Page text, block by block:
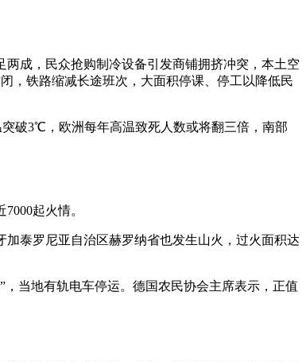
成，民众抢购制冷设备引发商铺拥挤冲突，本土空
，铁路缩减长途班次，大面积停课、停工以降低民
破3℃，欧洲每年高温致死人数或将翻三倍，南部
起火情。
泰罗尼亚自治区赫罗纳省也发生山火，过火面积达
当地有轨电车停运。德国农民协会主席表示，正值